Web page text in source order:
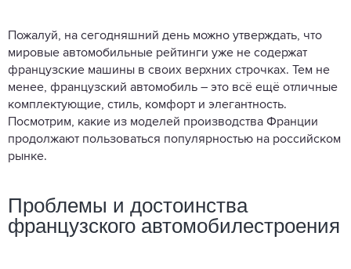
Пожалуй, на сегодняшний день можно утверждать, что
мировые автомобильные рейтинги уже не содержат
французские машины в своих верхних строчках. Тем не
менее, французский автомобиль – это всё ещё отличные
комплектующие, стиль, комфорт и элегантность.
Посмотрим, какие из моделей производства Франции
продолжают пользоваться популярностью на российском
рынке.
Проблемы и достоинства
французского автомобилестроения